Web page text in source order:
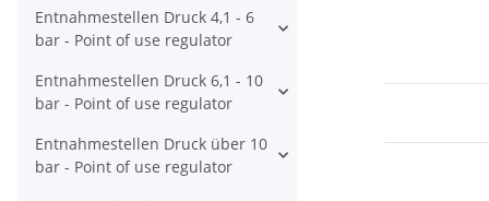
Entnahmestellen Druck 4,1 - 6
bar - Point of use regulator
Entnahmestellen Druck 6,1 - 10
bar - Point of use regulator
Entnahmestellen Druck über 10
bar - Point of use regulator